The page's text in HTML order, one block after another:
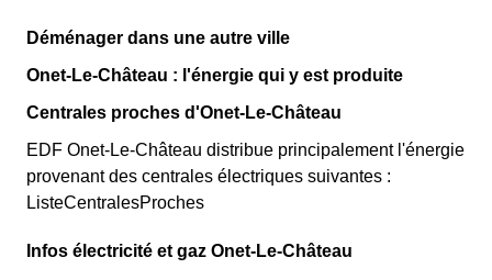
Déménager dans une autre ville
Onet-Le-Château : l'énergie qui y est produite
Centrales proches d'Onet-Le-Château
EDF Onet-Le-Château distribue principalement l'énergie
provenant des centrales électriques suivantes :
ListeCentralesProches
Infos électricité et gaz Onet-Le-Château